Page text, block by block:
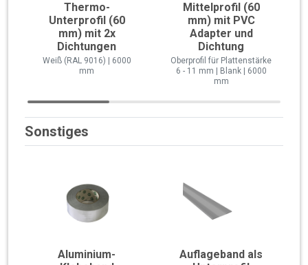
Thermo-
Unterprofil (60
mm) mit 2x
Dichtungen
Weiß (RAL 9016) | 6000
mm
Mittelprofil (60
mm) mit PVC
Adapter und
Dichtung
Oberprofil für Plattenstärke
6 - 11 mm | Blank | 6000
mm
Sonstiges
Aluminium-
Auflageband als